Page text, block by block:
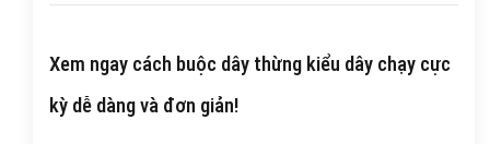
Xem ngay cách buộc dây thừng kiểu dây chạy cực
kỳ dễ dàng và đơn giản!